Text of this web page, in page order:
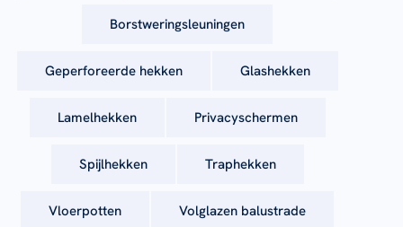
Borstweringsleuningen
Geperforeerde hekken Glashekken
Lamelhekken Privacyschermen
Spijlhekken Traphekken
Vloerpotten Volglazen balustrade